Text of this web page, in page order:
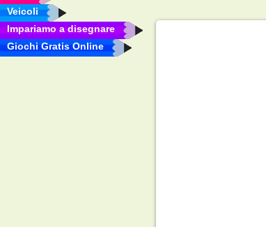
Veicoli
Impariamo a disegnare
Giochi Gratis Online